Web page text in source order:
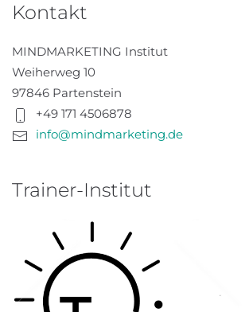
Kontakt
MINDMARKETING Institut
Weiherweg 10
97846 Partenstein
+49 171 4506878
info@mindmarketing.de
Trainer-Institut